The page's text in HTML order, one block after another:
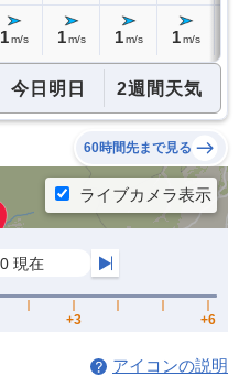
1 m/s 1 m/s 1 m/s 1 m/s
今日明日 2週間天気
60時間先まで見る
アイコンの説明